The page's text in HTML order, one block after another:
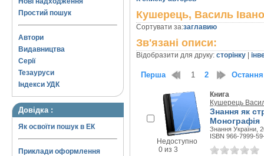
Простий пошук
Автори
Видавництва
Серії
Тезауруси
Індекси УДК
Довідка :
Як освоїти пошук в ЕК
Приклади оформлення
Кушерець, Василь
Сортувати за:заглавию
Зв'язані описи:
Відобразити для друку: сторінку
Перша 1 2 Остання
Недоступно
0 из 3
Книга
Кушерець
Знання як
Монографія
Знання України,
ISBN 966-7999-